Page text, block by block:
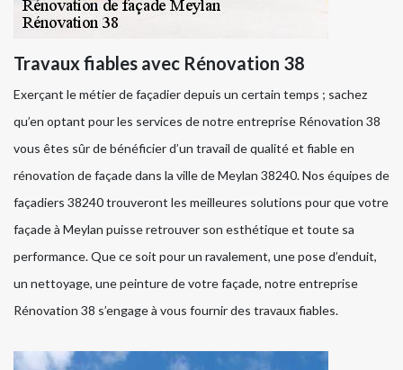
Travaux fiables avec Rénovation 38
Exerçant le métier de façadier depuis un certain temps ; sachez
qu’en optant pour les services de notre entreprise Rénovation 38
vous êtes sûr de bénéficier d’un travail de qualité et fiable en
rénovation de façade dans la ville de Meylan 38240. Nos équipes de
façadiers 38240 trouveront les meilleures solutions pour que votre
façade à Meylan puisse retrouver son esthétique et toute sa
performance. Que ce soit pour un ravalement, une pose d’enduit,
un nettoyage, une peinture de votre façade, notre entreprise
Rénovation 38 s’engage à vous fournir des travaux fiables.